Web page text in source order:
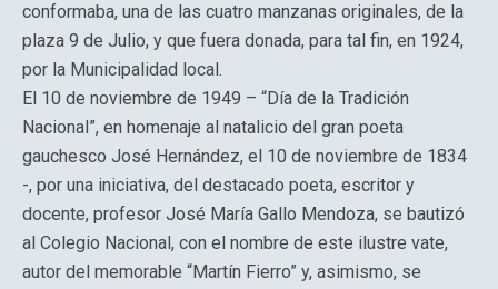
conformaba, una de las cuatro manzanas originales, de la
plaza 9 de Julio, y que fuera donada, para tal fin, en 1924,
por la Municipalidad local.
El 10 de noviembre de 1949 – “Día de la Tradición
Nacional”, en homenaje al natalicio del gran poeta
gauchesco José Hernández, el 10 de noviembre de 1834
-, por una iniciativa, del destacado poeta, escritor y
docente, profesor José María Gallo Mendoza, se bautizó
al Colegio Nacional, con el nombre de este ilustre vate,
autor del memorable “Martín Fierro” y, asimismo, se